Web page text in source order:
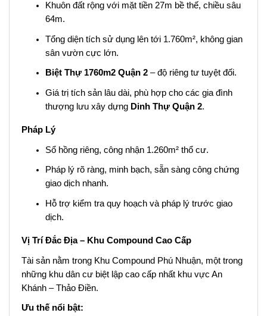
Khuôn đất rộng với mặt tiền 27m bề thế, chiều sâu
64m.
Tổng diện tích sử dụng lên tới 1.760m², không gian
sân vườn cực lớn.
Biệt Thự 1760m2 Quận 2 – độ riêng tư tuyệt đối.
Giá trị tích sản lâu dài, phù hợp cho các gia đình
thượng lưu xây dựng Dinh Thự Quận 2.
Pháp Lý
Sổ hồng riêng, công nhận 1.260m² thổ cư.
Pháp lý rõ ràng, minh bạch, sẵn sàng công chứng
giao dịch nhanh.
Hỗ trợ kiểm tra quy hoạch và pháp lý trước giao
dịch.
Vị Trí Đắc Địa – Khu Compound Cao Cấp
Tài sản nằm trong Khu Compound Phú Nhuận, một trong
những khu dân cư biệt lập cao cấp nhất khu vực An
Khánh – Thảo Điền.
Ưu thế nổi bật: